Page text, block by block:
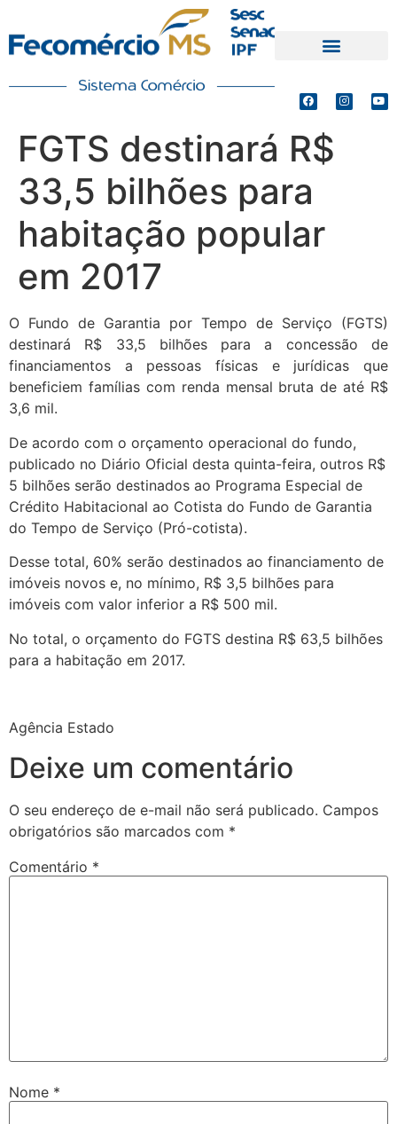
FGTS destinará R$
33,5 bilhões para
habitação popular
em 2017
O Fundo de Garantia por Tempo de Serviço (FGTS)
destinará R$ 33,5 bilhões para a concessão de
financiamentos a pessoas físicas e jurídicas que
beneficiem famílias com renda mensal bruta de até R$
3,6 mil.
De acordo com o orçamento operacional do fundo,
publicado no Diário Oficial desta quinta-feira, outros R$
5 bilhões serão destinados ao Programa Especial de
Crédito Habitacional ao Cotista do Fundo de Garantia
do Tempo de Serviço (Pró-cotista).
Desse total, 60% serão destinados ao financiamento de
imóveis novos e, no mínimo, R$ 3,5 bilhões para
imóveis com valor inferior a R$ 500 mil.
No total, o orçamento do FGTS destina R$ 63,5 bilhões
para a habitação em 2017.
Agência Estado
Deixe um comentário
O seu endereço de e-mail não será publicado. Campos
obrigatórios são marcados com *
Comentário *
Nome *